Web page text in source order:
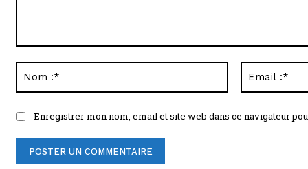
Enregistrer mon nom, email et site web dans ce navigateur